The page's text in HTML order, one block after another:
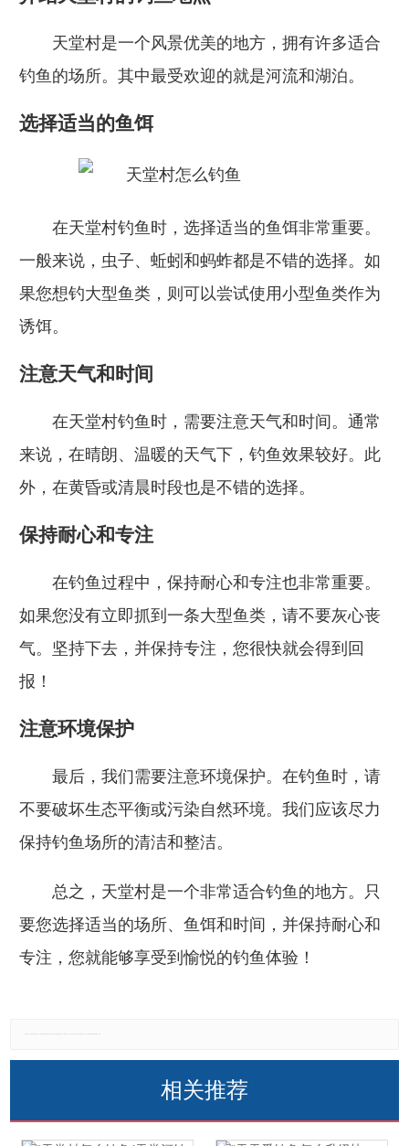
天堂村是一个风景优美的地方，拥有许多适合
钓鱼的场所。其中最受欢迎的就是河流和湖泊。
选择适当的鱼饵
在天堂村钓鱼时，选择适当的鱼饵非常重要。
一般来说，虫子、蚯蚓和蚂蚱都是不错的选择。如
果您想钓大型鱼类，则可以尝试使用小型鱼类作为
诱饵。
注意天气和时间
在天堂村钓鱼时，需要注意天气和时间。通常
来说，在晴朗、温暖的天气下，钓鱼效果较好。此
外，在黄昏或清晨时段也是不错的选择。
保持耐心和专注
在钓鱼过程中，保持耐心和专注也非常重要。
如果您没有立即抓到一条大型鱼类，请不要灰心丧
气。坚持下去，并保持专注，您很快就会得到回
报！
注意环境保护
最后，我们需要注意环境保护。在钓鱼时，请
不要破坏生态平衡或污染自然环境。我们应该尽力
保持钓鱼场所的清洁和整洁。
总之，天堂村是一个非常适合钓鱼的地方。只
要您选择适当的场所、鱼饵和时间，并保持耐心和
专注，您就能够享受到愉悦的钓鱼体验！
相关推荐